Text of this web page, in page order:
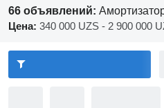
66 объявлений:
Цена: 340 000 UZS - 2 900 000